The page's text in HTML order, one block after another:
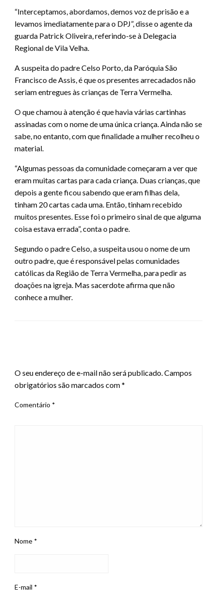
“Interceptamos, abordamos, demos voz de prisão e a
levamos imediatamente para o DPJ”, disse o agente da
guarda Patrick Oliveira, referindo-se à Delegacia
Regional de Vila Velha.
A suspeita do padre Celso Porto, da Paróquia São
Francisco de Assis, é que os presentes arrecadados não
seriam entregues às crianças de Terra Vermelha.
O que chamou à atenção é que havia várias cartinhas
assinadas com o nome de uma única criança. Ainda não se
sabe, no entanto, com que finalidade a mulher recolheu o
material.
“Algumas pessoas da comunidade começaram a ver que
eram muitas cartas para cada criança. Duas crianças, que
depois a gente ficou sabendo que eram filhas dela,
tinham 20 cartas cada uma. Então, tinham recebido
muitos presentes. Esse foi o primeiro sinal de que alguma
coisa estava errada”, conta o padre.
Segundo o padre Celso, a suspeita usou o nome de um
outro padre, que é responsável pelas comunidades
católicas da Região de Terra Vermelha, para pedir as
doações na igreja. Mas sacerdote afirma que não
conhece a mulher.
O seu endereço de e-mail não será publicado.Campos
obrigatórios são marcados com*
Comentário *
Nome *
E-mail *